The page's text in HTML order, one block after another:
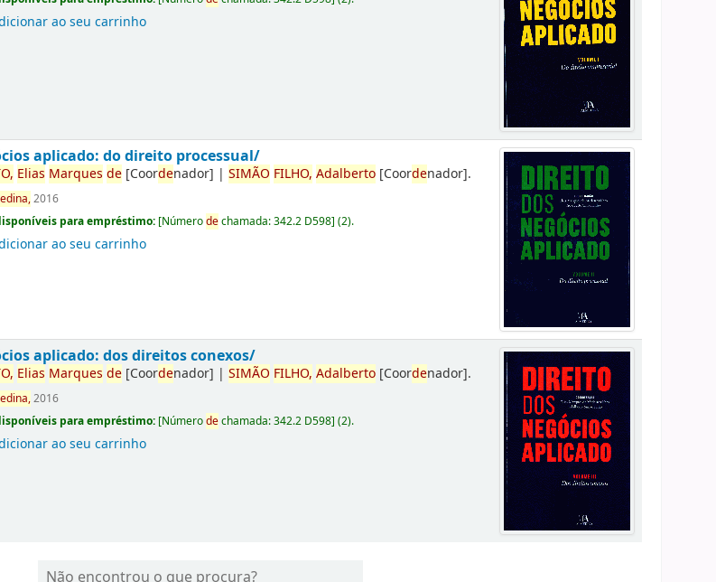
ao seu carrinho
aplicado: do direito processual/
Elias Marques de [Coordenador] |SIMÃO FILHO, Adalberto [Coordenador].
2016
para empréstimo: [Númerodechamada:342.2 D598](2).
ao seu carrinho
aplicado: dos direitos conexos/
Elias Marques de [Coordenador] |SIMÃO FILHO, Adalberto [Coordenador].
2016
para empréstimo: [Númerodechamada:342.2 D598](2).
ao seu carrinho